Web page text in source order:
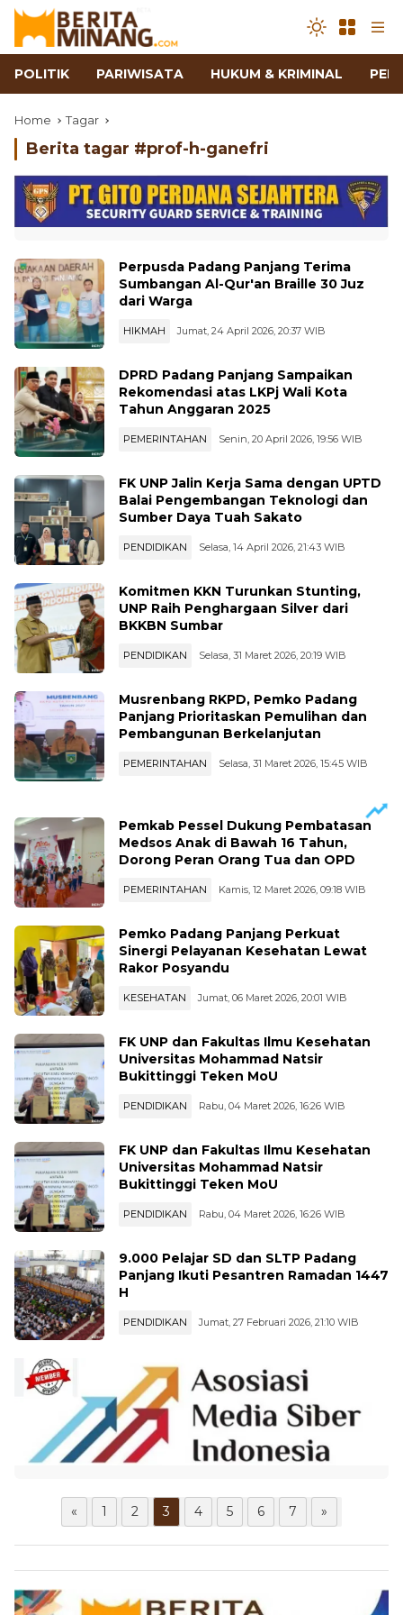
POLITIK PARIWISATA HUKUM & KRIMINAL
Home Tagar
Berita tagar #prof-h-ganefri
Perpusda Padang Panjang Terima
Sumbangan Al-Qur'an Braille 30 Juz
dari Warga
HIKMAH Jumat, 24 April 2026, 20:37 WIB
DPRD Padang Panjang Sampaikan
Rekomendasi atas LKPj Wali Kota
Tahun Anggaran 2025
PEMERINTAHAN Senin, 20 April 2026, 19:56 WIB
FK UNP Jalin Kerja Sama dengan UPTD
Balai Pengembangan Teknologi dan
Sumber Daya Tuah Sakato
PENDIDIKAN Selasa, 14 April 2026, 21:43 WIB
Komitmen KKN Turunkan Stunting,
UNP Raih Penghargaan Silver dari
BKKBN Sumbar
PENDIDIKAN Selasa, 31 Maret 2026, 20:19 WIB
Musrenbang RKPD, Pemko Padang
Panjang Prioritaskan Pemulihan dan
Pembangunan Berkelanjutan
PEMERINTAHAN Selasa, 31 Maret 2026, 15:45 WIB
Pemkab Pessel Dukung Pembatasan
Medsos Anak di Bawah 16 Tahun,
Dorong Peran Orang Tua dan OPD
PEMERINTAHAN Kamis, 12 Maret 2026, 09:18 WIB
Pemko Padang Panjang Perkuat
Sinergi Pelayanan Kesehatan Lewat
Rakor Posyandu
KESEHATAN Jumat, 06 Maret 2026, 20:01 WIB
FK UNP dan Fakultas Ilmu Kesehatan
Universitas Mohammad Natsir
Bukittinggi Teken MoU
PENDIDIKAN Rabu, 04 Maret 2026, 16:26 WIB
FK UNP dan Fakultas Ilmu Kesehatan
Universitas Mohammad Natsir
Bukittinggi Teken MoU
PENDIDIKAN Rabu, 04 Maret 2026, 16:26 WIB
9.000 Pelajar SD dan SLTP Padang
Panjang Ikuti Pesantren Ramadan 1447
H
PENDIDIKAN Jumat, 27 Februari 2026, 21:10 WIB
« 1 2 3 4 5 6 7 »